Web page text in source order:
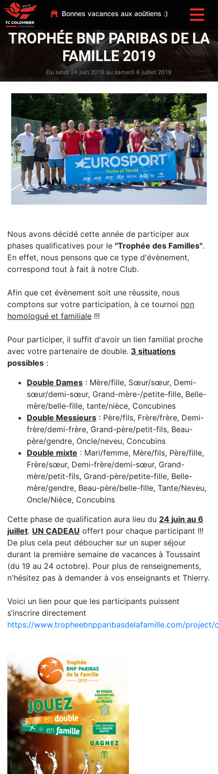
Bonnes vacances aux aoûtiens :)
TROPHÉE BNP PARIBAS DE LA
FAMILLE 2019
Du lundi 24 juin 2019 au samedi 6 juillet 2019
Nous avons décidé cette année de participer aux
phases qualificatives pour le "Trophée des Familles".
En effet, nous pensons que ce type d'évènement,
correspond tout à fait à notre Club.
Afin que cet évènement soit une réussite, nous
comptons sur votre participation, à ce tournoi non
homologué et familiale !!!
Pour participer, il suffit d'avoir un lien familial proche
avec votre partenaire de double. 3 situations
possibles :
Double Dames : Mère/fille, Sœur/sœur, Demi-
sœur/demi-sœur, Grand-mère-/petite-fille, Belle-
mère/belle-fille, tante/nièce, Concubines
Double Messieurs : Père/fils, Frère/frère, Demi-
frère/demi-frère, Grand-père/petit-fils, Beau-
père/gendre, Oncle/neveu, Concubins
Double mixte : Mari/femme, Mère/fils, Père/fille,
Frère/sœur, Demi-frère/demi-sœur, Grand-
mère/petit-fils, Grand-père/petite-fille, Belle-
mère/gendre, Beau-père/belle-fille, Tante/Neveu,
Oncle/Nièce, Concubins
Cette phase de qualification aura lieu du 24 juin au 6
juillet. UN CADEAU offert pour chaque participant !!!
De plus cela peut déboucher sur un super séjour
durant la première semaine de vacances à Toussaint
(du 19 au 24 octobre). Pour plus de renseignements,
n'hésitez pas à demander à vos enseignants et Thierry.
Voici un lien pour que les participants puissent
s’inscrire directement
https://www.tropheebnpparibasdelafamille.com/project/